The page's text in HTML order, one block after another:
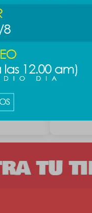
$789
Vaso
800ml -